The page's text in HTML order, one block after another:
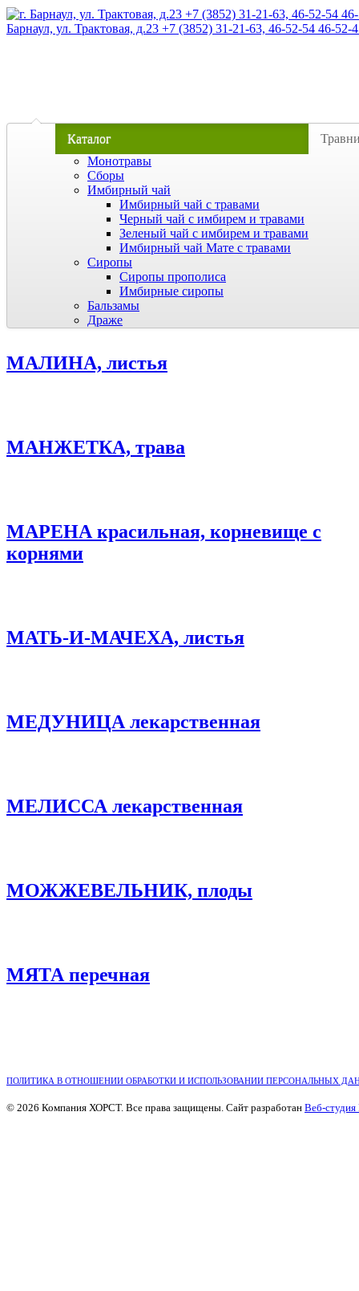
Барнаул, ул. Трактовая, д.23 +7 (3852) 31-21-63, 46-52-54 46-52-
Каталог
Монотравы
Сборы
Имбирный чай
Имбирный чай с травами
Черный чай с имбирем и травами
Зеленый чай с имбирем и травами
Имбирный чай Мате с травами
Сиропы
Сиропы прополиса
Имбирные сиропы
Бальзамы
Драже
МАЛИНА, листья
МАНЖЕТКА, трава
МАРЕНА красильная, корневище с
корнями
МАТЬ-И-МАЧЕХА, листья
МЕДУНИЦА лекарственная
МЕЛИССА лекарственная
МОЖЖЕВЕЛЬНИК, плоды
МЯТА перечная
ПОЛИТИКА В ОТНОШЕНИИ ОБРАБОТКИ И ИСПОЛЬЗОВАНИИ ПЕРСОНАЛЬНЫХ
© 2026 Компания ХОРСТ. Все права защищены. Сайт разработан Веб-студия